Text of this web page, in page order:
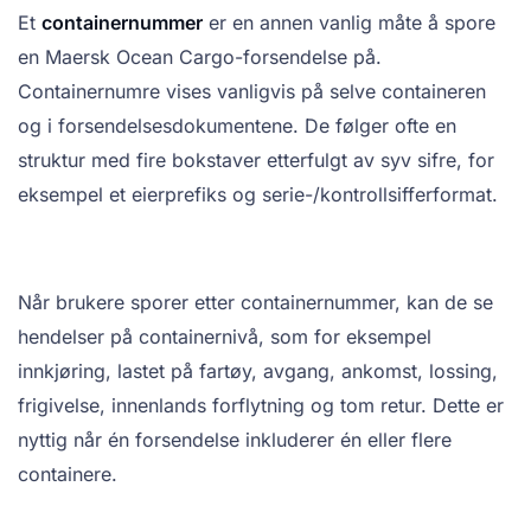
Et containernummer er en annen vanlig måte å spore
en Maersk Ocean Cargo-forsendelse på.
Containernumre vises vanligvis på selve containeren
og i forsendelsesdokumentene. De følger ofte en
struktur med fire bokstaver etterfulgt av syv sifre, for
eksempel et eierprefiks og serie-/kontrollsifferformat.
Når brukere sporer etter containernummer, kan de se
hendelser på containernivå, som for eksempel
innkjøring, lastet på fartøy, avgang, ankomst, lossing,
frigivelse, innenlands forflytning og tom retur. Dette er
nyttig når én forsendelse inkluderer én eller flere
containere.